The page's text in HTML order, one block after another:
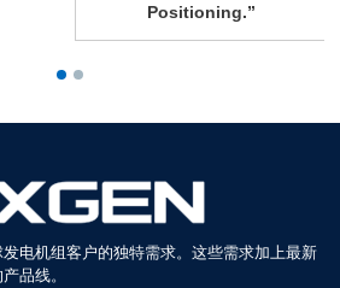
Positioning.”
电机组客户的独特需求。这些需求加上最新
品线。